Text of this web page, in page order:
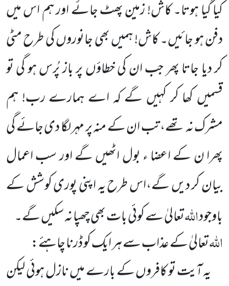
کیا گیا ہوتا۔ کاش! زمین پھٹ جائے اور ہم اس میں
دفن ہو جائیں۔ کاش! ہمیں بھی جانوروں کی طرح مٹی
کر دیا جاتا پھر جب ان کی خطاؤں پر باز پُرس ہو گی تو
قسمیں کھا کر کہیں گے کہ اے ہمارے رب! ہم
مشرک نہ تھے، تب ان کے منہ پر مہر لگا دی جائے گی
پھرا ن کے اعضا ء بول اٹھیں گے اور سب اعمال
بیان کر دیں گے،اس طرح یہ اپنی پوری کوشش کے
باوجوداللہتعالیٰ سے کوئی بات بھی چھپا نہ سکیں گے۔
اللہتعالیٰ کے عذاب سے ہر ایک کو ڈرنا چاہئے:
یہ آیت تو کافروں کے بارے میں نازل ہوئی لیکن